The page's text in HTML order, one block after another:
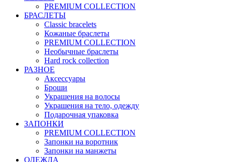
PREMIUM COLLECTION
БРАСЛЕТЫ
Classic bracelets
Кожаные браслеты
PREMIUM COLLECTION
Необычные браслеты
Hard rock collection
РАЗНОЕ
Аксессуары
Броши
Украшения на волосы
Украшения на тело, одежду
Подарочная упаковка
ЗАПОНКИ
PREMIUM COLLECTION
Запонки на воротник
Запонки на манжеты
ОДЕЖДА